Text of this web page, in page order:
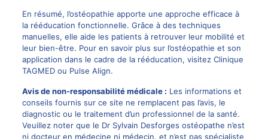
En résumé, l’ostéopathie apporte une approche efficace à
la rééducation fonctionnelle. Grâce à des techniques
manuelles, elle aide les patients à retrouver leur mobilité et
leur bien-être. Pour en savoir plus sur l’ostéopathie et son
application dans le cadre de la rééducation, visitez Clinique
TAGMEDou Pulse Align.
Avis de non-responsabilité médicale : Les informations et
conseils fournis sur ce site ne remplacent pas l’avis, le
diagnostic ou le traitement d’un professionnel de la santé.
Veuillez noter que le Dr Sylvain Desforges ostéopathe n’est
ni docteur en médecine ni médecin, et n’est pas spécialiste